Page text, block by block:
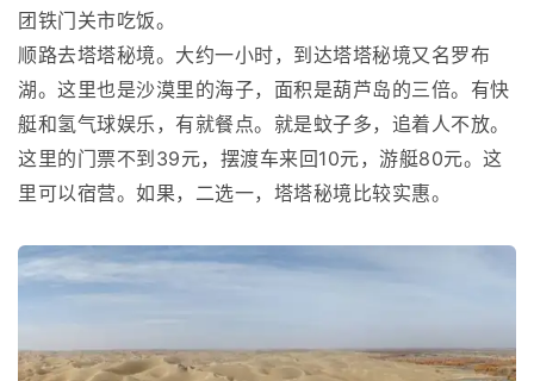
团铁门关市吃饭。
顺路去塔塔秘境。大约一小时，到达塔塔秘境又名罗布
湖。这里也是沙漠里的海子，面积是葫芦岛的三倍。有快
艇和氢气球娱乐，有就餐点。就是蚊子多，追着人不放。
这里的门票不到39元，摆渡车来回10元，游艇80元。这
里可以宿营。如果，二选一，塔塔秘境比较实惠。